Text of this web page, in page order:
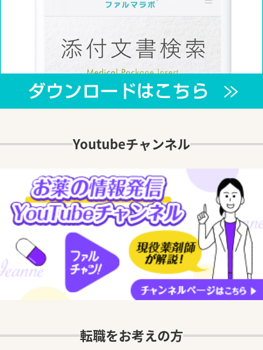
Youtubeチャンネル
転職をお考えの方